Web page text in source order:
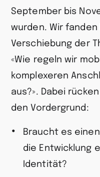
September bis
wurden. Wir
Verschiebung der
«Wie regeln wir
komplexeren
aus?». Dabei
den Vordergrund:
Braucht es
die Entwicklung
Identität?